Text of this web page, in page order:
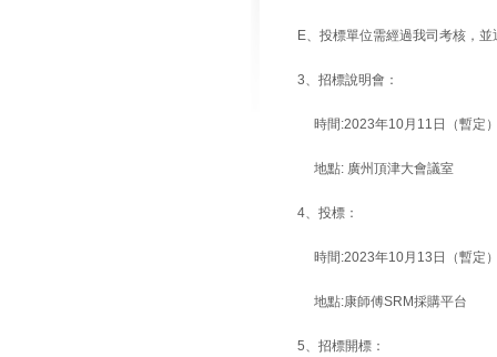
E、投標單位需經過我司考核，
3、招標說明會：
時間:2023年10月11日（暫定
地點: 廣州頂津大會議室
4、投標：
時間:2023年10月13日（暫定
地點:康師傅SRM採購平台
5、招標開標：